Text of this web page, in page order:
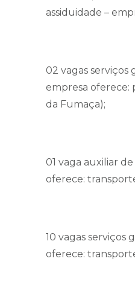
assiduidade –
02 vagas serviços
empresa oferece:
da Fumaça);
01 vaga auxiliar
oferece:
10 vagas serviços
oferece: